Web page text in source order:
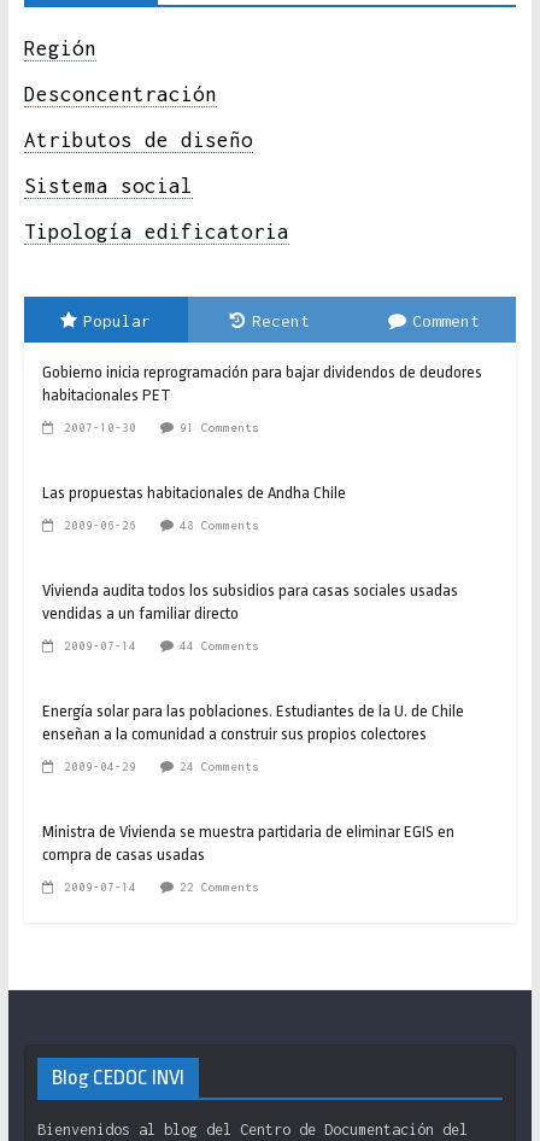
Región
Desconcentración
Atributos de diseño
Sistema social
Tipología edificatoria
Popular Recent Comment
Gobierno inicia reprogramación para bajar dividendos de deudores
habitacionales PET
2007-10-30 91 Comments
Las propuestas habitacionales de Andha Chile
2009-06-26 48 Comments
Vivienda audita todos los subsidios para casas sociales usadas
vendidas a un familiar directo
2009-07-14 44 Comments
Energía solar para las poblaciones. Estudiantes de la U. de Chile
enseñan a la comunidad a construir sus propios colectores
2009-04-29 24 Comments
Ministra de Vivienda se muestra partidaria de eliminar EGIS en
compra de casas usadas
2009-07-14 22 Comments
Blog CEDOC INVI
Bienvenidos al blog del Centro de Documentación del